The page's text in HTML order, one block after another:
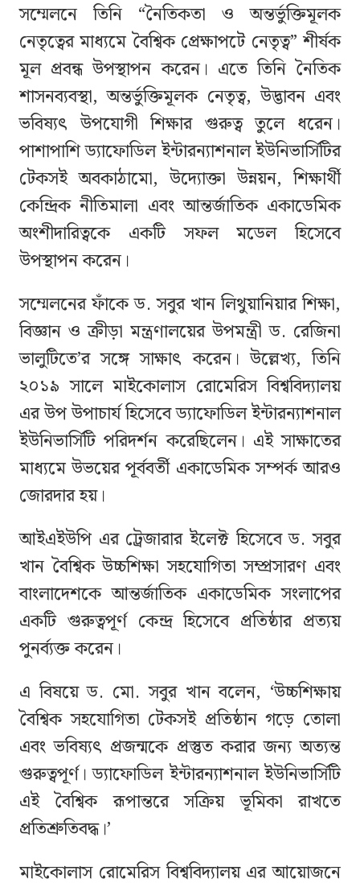
সম্মেলনে তিনি “নৈতিকতা ও অন্তর্ভুক্তিমূলক
নেতৃত্বের মাধ্যমে বৈশ্বিক প্রেক্ষাপটে নেতৃত্ব” শীর্ষক
মূল প্রবন্ধ উপস্থাপন করেন। এতে তিনি নৈতিক
শাসনব্যবস্থা, অন্তর্ভুক্তিমূলক নেতৃত্ব, উদ্ভাবন এবং
ভবিষ্যৎ উপযোগী শিক্ষার গুরুত্ব তুলে ধরেন।
পাশাপাশি ড্যাফোডিল ইন্টারন্যাশনাল ইউনিভার্সিটির
টেকসই অবকাঠামো, উদ্যোক্তা উন্নয়ন, শিক্ষার্থী
কেন্দ্রিক নীতিমালা এবং আন্তর্জাতিক একাডেমিক
অংশীদারিত্বকে একটি সফল মডেল হিসেবে
উপস্থাপন করেন।
সম্মেলনের ফাঁকে ড. সবুর খান লিথুয়ানিয়ার শিক্ষা,
বিজ্ঞান ও ক্রীড়া মন্ত্রণালয়ের উপমন্ত্রী ড. রেজিনা
ভালুটিতে’র সঙ্গে সাক্ষাৎ করেন। উল্লেখ্য, তিনি
২০১৯ সালে মাইকোলাস রোমেরিস বিশ্ববিদ্যালয়
এর উপ উপাচার্য হিসেবে ড্যাফোডিল ইন্টারন্যাশনাল
ইউনিভার্সিটি পরিদর্শন করেছিলেন। এই সাক্ষাতের
মাধ্যমে উভয়ের পূর্ববর্তী একাডেমিক সম্পর্ক আরও
জোরদার হয়।
আইএইউপি এর ট্রেজারার ইলেক্ট হিসেবে ড. সবুর
খান বৈশ্বিক উচ্চশিক্ষা সহযোগিতা সম্প্রসারণ এবং
বাংলাদেশকে আন্তর্জাতিক একাডেমিক সংলাপের
একটি গুরুত্বপূর্ণ কেন্দ্র হিসেবে প্রতিষ্ঠার প্রত্যয়
পুনর্ব্যক্ত করেন।
এ বিষয়ে ড. মো. সবুর খান বলেন, ‘উচ্চশিক্ষায়
বৈশ্বিক সহযোগিতা টেকসই প্রতিষ্ঠান গড়ে তোলা
এবং ভবিষ্যৎ প্রজন্মকে প্রস্তুত করার জন্য অত্যন্ত
গুরুত্বপূর্ণ। ড্যাফোডিল ইন্টারন্যাশনাল ইউনিভার্সিটি
এই বৈশ্বিক রূপান্তরে সক্রিয় ভূমিকা রাখতে
প্রতিশ্রুতিবদ্ধ।’
মাইকোলাস রোমেরিস বিশ্ববিদ্যালয় এর আয়োজনে